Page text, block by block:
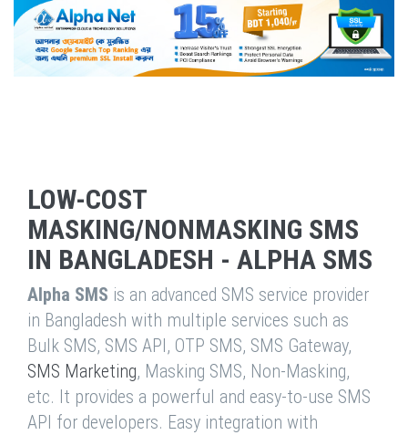
LOW-COST
MASKING/NONMASKING SMS
IN BANGLADESH - ALPHA SMS
Alpha SMS is an advanced SMS service provider
in Bangladesh with multiple services such as
Bulk SMS, SMS API, OTP SMS, SMS Gateway,
SMS Marketing, Masking SMS, Non-Masking,
etc. It provides a powerful and easy-to-use SMS
API for developers. Easy integration with